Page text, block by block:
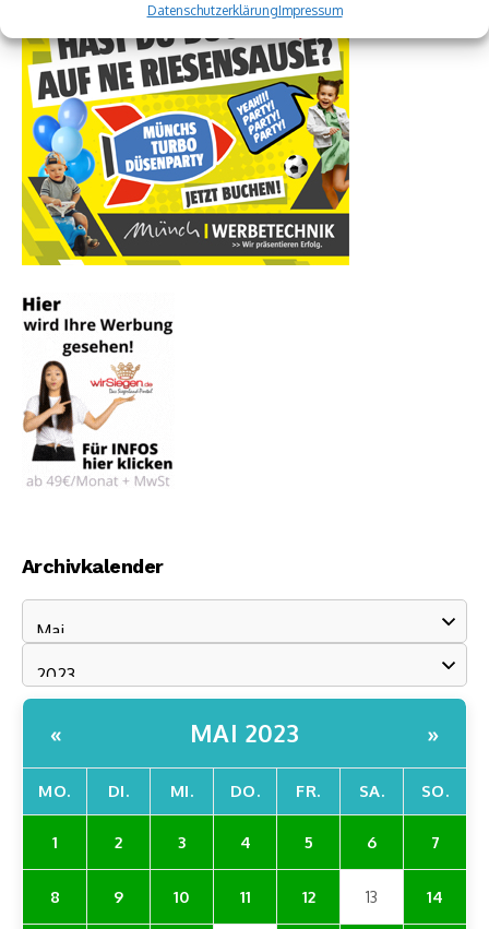
DatenschutzerklärungImpressum
Archivkalender
« MAI 2023 »
MO. DI. MI. DO. FR. SA. SO.
1 2 3 4 5 6 7
8 9 10 11 12 13 14